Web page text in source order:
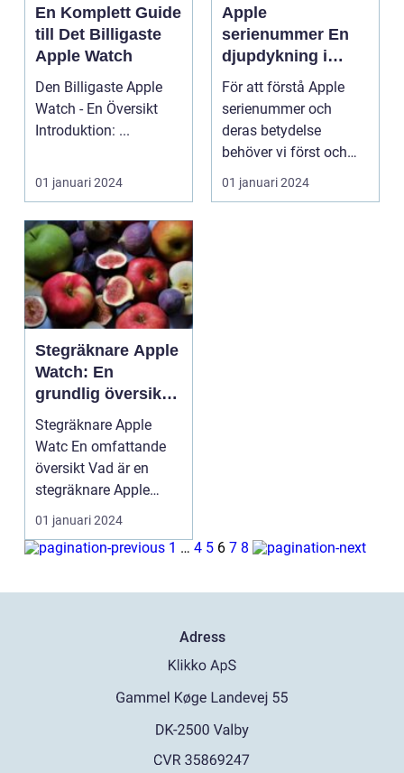
En Komplett Guide
till Det Billigaste
Apple Watch
Den Billigaste Apple
Watch - En Översikt
Introduktion: ...
01 januari 2024
Apple
serienummer En
djupdykning i
världen av unika
identifierare
För att förstå Apple
serienummer och
deras betydelse
behöver vi först och
främst förstå vad de är
oc...
01 januari 2024
Stegräknare Apple
Watch: En
grundlig översikt
över funktioner
och populära
modeller
Stegräknare Apple
Watc En omfattande
översikt Vad är en
stegräknare Apple
Watch? ...
01 januari 2024
1 … 4 5 6 7 8
Adress